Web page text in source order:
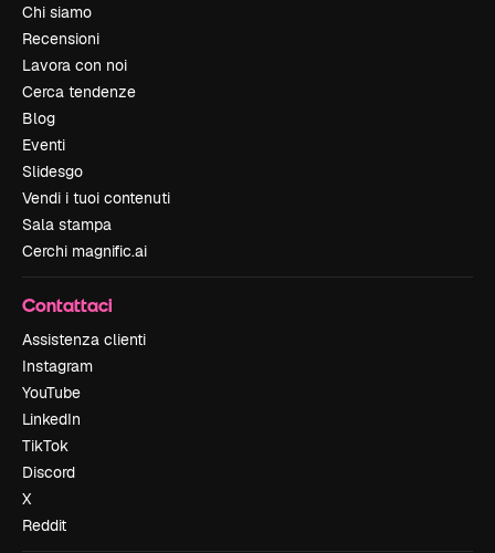
Chi siamo
Recensioni
Lavora con noi
Cerca tendenze
Blog
Eventi
Slidesgo
Vendi i tuoi contenuti
Sala stampa
Cerchi magnific.ai
Contattaci
Assistenza clienti
Instagram
YouTube
LinkedIn
TikTok
Discord
X
Reddit